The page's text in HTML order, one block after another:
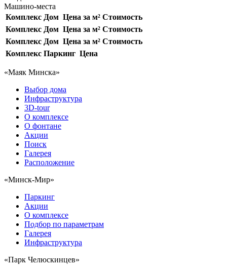
Машино-места
Комплекс Дом Цена за м² Стоимость
Комплекс Дом Цена за м² Стоимость
Комплекс Дом Цена за м² Стоимость
Комплекс Паркинг Цена
«Маяк Минска»
Выбор дома
Инфраструктура
3D-tour
О комплексе
О фонтане
Акции
Поиск
Галерея
Расположение
«Минск-Мир»
Паркинг
Акции
О комплексе
Подбор по параметрам
Галерея
Инфраструктура
«Парк Челюскинцев»